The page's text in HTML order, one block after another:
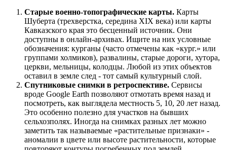
Старые военно-топографические карты. Карты
Шуберта (трехверстка, середина XIX века) или карты
Кавказского края это бесценный источник. Они
доступны в онлайн-архивах. Ищите на них условные
обозначения: курганы (часто отмечены как «кург.» или
группами холмиков), развалины, старые дороги, хутора,
церкви, мельницы, колодцы. Любой из этих объектов
оставил в земле след - тот самый культурный слой.
Спутниковые снимки в ретроспективе. Сервисы
вроде Google Earth позволяют отмотать время назад и
посмотреть, как выглядела местность 5, 10, 20 лет назад.
Это особенно полезно для участков на бывших
сельхозполях. Иногда на снимках разных лет можно
заметить так называемые «растительные признаки» -
аномалии в цвете или высоте растительности, которые